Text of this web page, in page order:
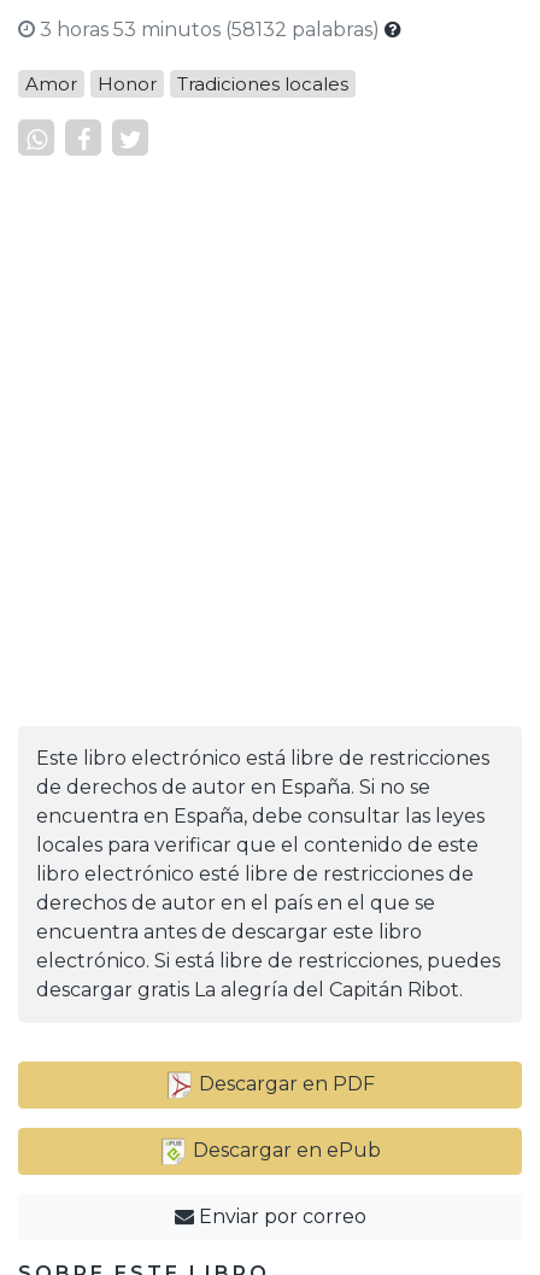
3 horas 53 minutos (58132 palabras)
Amor Honor Tradiciones locales
Este libro electrónico está libre de restricciones
de derechos de autor en España. Si no se
encuentra en España, debe consultar las leyes
locales para verificar que el contenido de este
libro electrónico esté libre de restricciones de
derechos de autor en el país en el que se
encuentra antes de descargar este libro
electrónico. Si está libre de restricciones, puedes
descargar gratis La alegría del Capitán Ribot.
Descargar en PDF
Descargar en ePub
Enviar por correo